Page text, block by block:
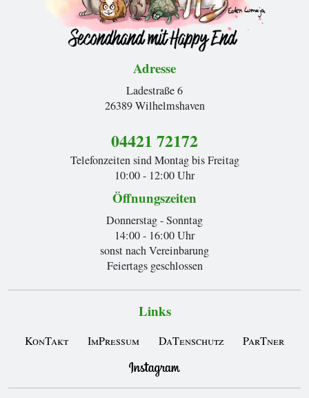
Adresse
Ladestraße 6
26389 Wilhelmshaven
04421 72172
Telefonzeiten sind Montag bis Freitag
10:00 - 12:00 Uhr
Öffnungszeiten
Donnerstag - Sonntag
14:00 - 16:00 Uhr
sonst nach Vereinbarung
Feiertags geschlossen
Links
KonTakt ImPressum DaTenschutz ParTner